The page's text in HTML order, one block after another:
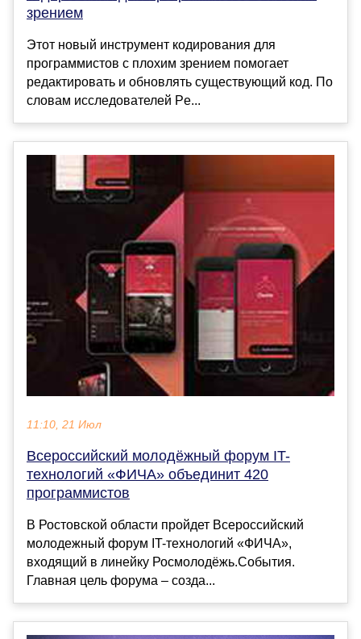
зрением
Этот новый инструмент кодирования для
программистов с плохим зрением помогает
редактировать и обновлять существующий код. По
словам исследователей Pe...
11:10, 21 Июл
Всероссийский молодёжный форум IT-
технологий «ФИЧА» объединит 420
программистов
В Ростовской области пройдет Всероссийский
молодежный форум IT-технологий «ФИЧА»,
входящий в линейку Росмолодёжь.События.
Главная цель форума – созда...